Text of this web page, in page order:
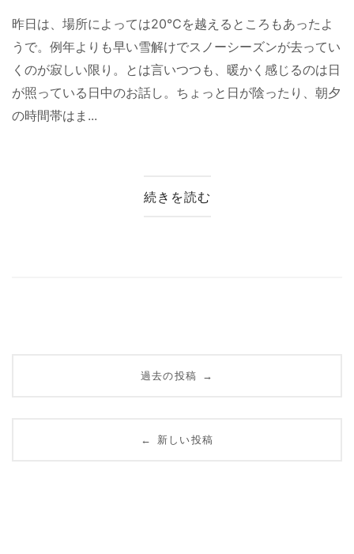
昨日は、場所によっては20℃を越えるところもあったよ
うで。例年よりも早い雪解けでスノーシーズンが去ってい
くのが寂しい限り。とは言いつつも、暖かく感じるのは日
が照っている日中のお話し。ちょっと日が陰ったり、朝夕
の時間帯はま...
続きを読む
過去の投稿 →
← 新しい投稿